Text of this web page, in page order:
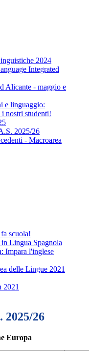
2024
Integrated
Alicante - maggio e
e linguaggio:
nostri studenti!
2025/26
- Macroarea
scuola!
Lingua Spagnola
Impara l'inglese
delle Lingue 2021
2021
2025/26
Europa